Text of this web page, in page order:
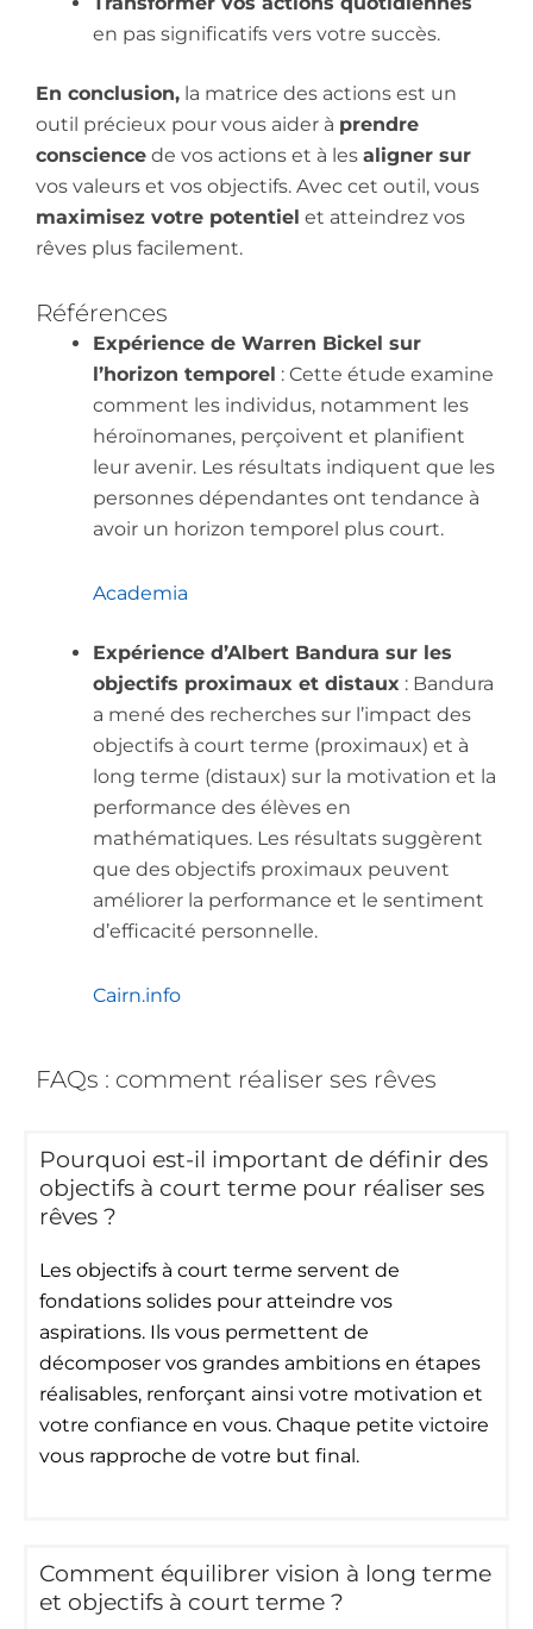
en pas significatifs vers votre succès.
En conclusion, la matrice des actions est un
outil précieux pour vous aider à prendre
conscience de vos actions et à les aligner sur
vos valeurs et vos objectifs. Avec cet outil, vous
maximisez votre potentiel et atteindrez vos
rêves plus facilement.
Références
Expérience de Warren Bickel sur
l’horizon temporel : Cette étude examine
comment les individus, notamment les
héroïnomanes, perçoivent et planifient
leur avenir. Les résultats indiquent que les
personnes dépendantes ont tendance à
avoir un horizon temporel plus court.
Academia
Expérience d’Albert Bandura sur les
objectifs proximaux et distaux : Bandura
a mené des recherches sur l’impact des
objectifs à court terme (proximaux) et à
long terme (distaux) sur la motivation et la
performance des élèves en
mathématiques. Les résultats suggèrent
que des objectifs proximaux peuvent
améliorer la performance et le sentiment
d’efficacité personnelle.
Cairn.info
FAQs : comment réaliser ses rêves
Pourquoi est-il important de définir des
objectifs à court terme pour réaliser ses
rêves ?
Les objectifs à court terme servent de
fondations solides pour atteindre vos
aspirations. Ils vous permettent de
décomposer vos grandes ambitions en étapes
réalisables, renforçant ainsi votre motivation et
votre confiance en vous. Chaque petite victoire
vous rapproche de votre but final.
Comment équilibrer vision à long terme
et objectifs à court terme ?